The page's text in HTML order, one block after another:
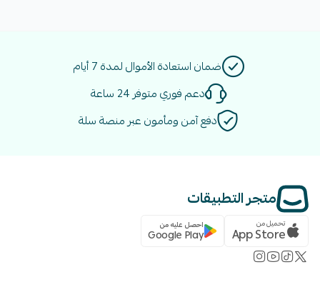
ضمان استعادة الأموال لمدة 7 أيام
دعم فوري متوفر 24 ساعة
دفع آمن ومأمون عبر منصة سلة
متجر التطبيقات
تحميل من
App Store احصل عليه من
Google Play